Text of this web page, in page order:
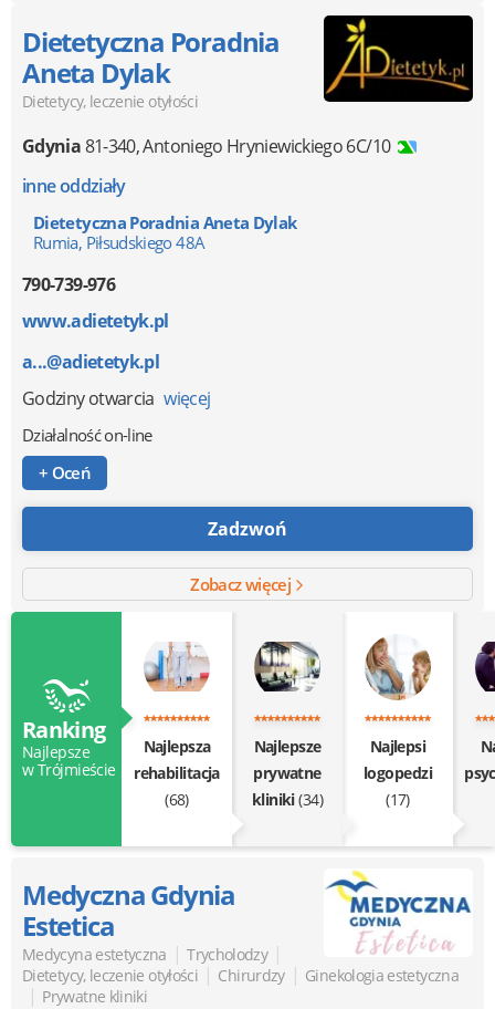
Dietetyczna Poradnia
Aneta Dylak
Dietetycy, leczenie otyłości
Gdynia81-340,Antoniego Hryniewickiego 6C/10
inne oddziały
Dietetyczna Poradnia Aneta Dylak
Rumia, Piłsudskiego 48A
790-739-976
www.adietetyk.pl
a...@adietetyk.pl
Godziny otwarcia więcej
Działalność on-line
+ Oceń
Zadzwoń
Zobacz więcej
Ranking
Najlepsze
w Trójmieście
Najlepsza
rehabilitacja
(68)
Najlepsze
prywatne
kliniki(34)
Najlepsi
logopedzi
(17)
Medyczna Gdynia
Estetica
Medycyna estetyczna | Trycholodzy |
Dietetycy, leczenie otyłości | Chirurdzy | Ginekologia estetyczna
| Prywatne kliniki